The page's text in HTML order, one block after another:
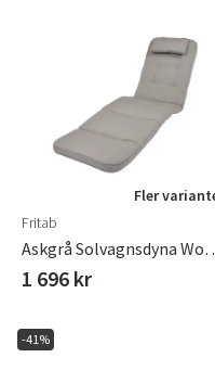
Fler
Fritab
Askgrå
1 696 kr
-41%